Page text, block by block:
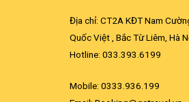
Địa chỉ: CT2A KĐT Nam
Quốc Việt , Bắc Từ Liêm, Hà
Hotline: 033.393.6199
Mobile: 0333.936.199